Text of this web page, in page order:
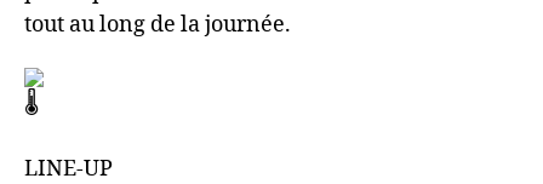
tout au long de la journée.
LINE-UP